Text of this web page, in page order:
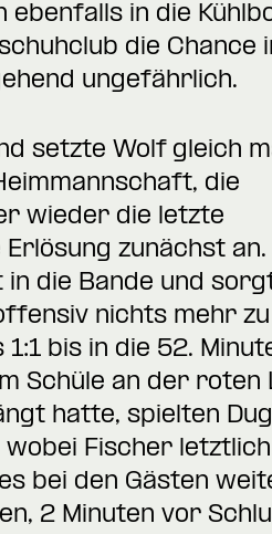
in die
die Chance
ungefährlich.
setzte Wolf gleich
die
wieder die letzte
zunächst an.
die Bande und
nichts mehr zu
bis in die 52.
Schüle an der roten
hatte, spielten
Fischer
bei den Gästen
2 Minuten vor